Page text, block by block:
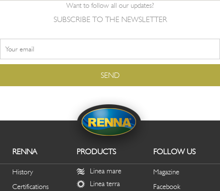
Want to follow all our updates?
SUBSCRIBE TO THE NEWSLETTER
RENNA
History
Certifications
PRODUCTS
Linea mare
Linea terra
FOLLOW US
Magazine
Facebook